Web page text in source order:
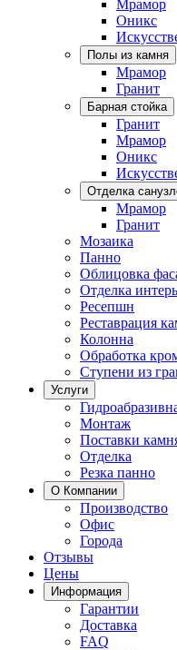
Мрамор
Оникс
Полы из камня
Мрамор
Гранит
Барная стойка
Гранит
Мрамор
Оникс
Отделка
Мрамор
Гранит
Мозаика
Панно
Облицовка
Отделка
Ресепшн
Реставрация
Колонна
Обработка
Ступени из
Услуги
Монтаж
Поставки
Отделка
Резка панно
О Компании
Производство
Офис
Города
Отзывы
Цены
Информация
Гарантии
Доставка
FAQ